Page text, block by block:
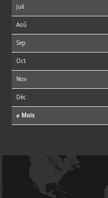
Juil
Aoû
Sep
Oct
Nov
Déc
⌀ Mois